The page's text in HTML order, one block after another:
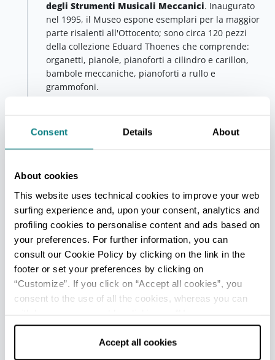
Consent Details About
About cookies
This website uses technical cookies to improve your web
surfing experience and, upon your consent, analytics and
profiling cookies to personalise content and ads based on
your preferences. For further information, you can
consult our Cookie Policy by clicking on the link in the
footer or set your preferences by clicking on
“Customize”. If you click on “Accept all cookies”, you
consent to the use of all the cookies, whereas you can
cookies only” and only the technical cookies for the
correct functioning of the website will be used.
Accept all cookies
degli Strumenti Musicali Meccanici. Inaugurato
nel 1995, il Museo espone esemplari per la maggior
parte risalenti all'Ottocento; sono circa 120 pezzi
della collezione Eduard Thoenes che comprende:
organetti, pianole, pianoforti a cilindro e carillon,
bambole meccaniche, pianoforti a rullo e
grammofoni.
2
−